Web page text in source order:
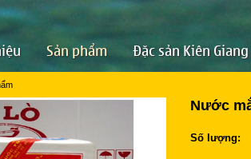
Sản phẩm Đặc sản Kiên Giang
Nước
Số lượng: